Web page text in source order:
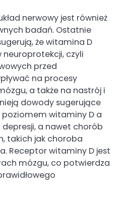
nerwowy jest również
badań. Ostatnie
że witamina D
czyli
przed
na procesy
a także na nastrój i
dowody sugerujące
poziomem witaminy D a
a nawet chorób
takich jak choroba
Receptor witaminy D jest
mózgu, co potwierdza